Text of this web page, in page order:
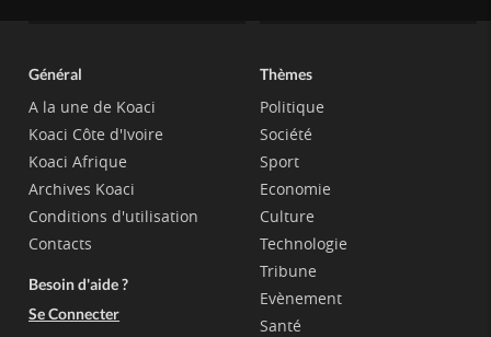
Général
A la une de Koaci
Koaci Côte d'Ivoire
Koaci Afrique
Archives Koaci
Conditions d'utilisation
Contacts
Besoin d'aide ?
Se Connecter
Thèmes
Politique
Société
Sport
Economie
Culture
Technologie
Tribune
Evènement
Santé